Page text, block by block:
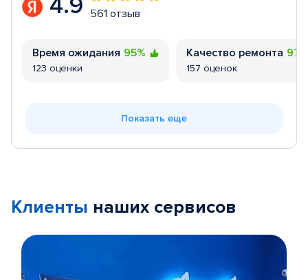
561 отзыв
Время ожидания 95%
123 оценки
Качество ремонта
157 оценок
Показать еще
Клиенты наших сервисов